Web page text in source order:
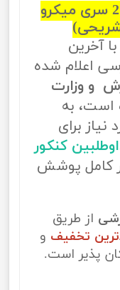
کتاب فارسی جامع کنکور جلد 2 سری میکرو
آخرین
اعلام شده
و وزارت
است، به
برای
کنکور
کامل پوشش
از طریق
تخفیف و
پذیر است.